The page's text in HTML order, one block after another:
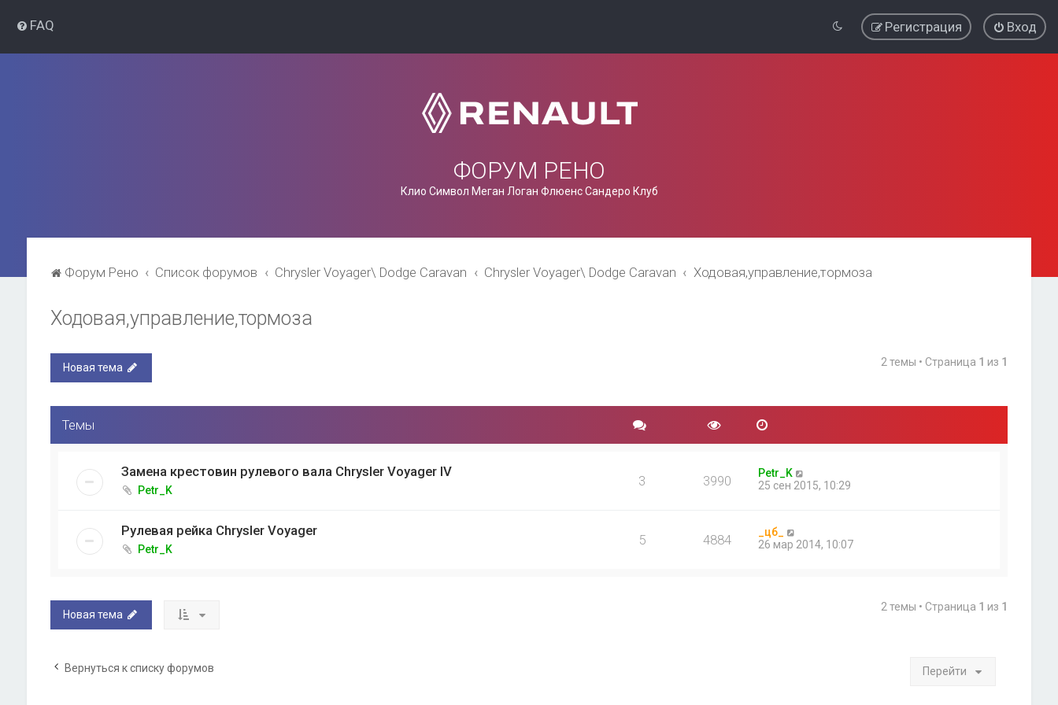
FAQ Вход
Регистрация
ФОРУМ РЕНО
Клио Символ Меган Логан Флюенс Сандеро Клуб
Форум Рено Список форумов Chrysler Voyager\ Dodge Caravan Chrysler Voyager\ Dodge Caravan Ходовая,управление,тормоза
Ходовая,управление,тормоза
Новая тема 2 темы • Страница 1 из 1
Темы
Замена крестовин рулевого вала Chrysler Voyager IV
Petr_K
3 3990
Petr_K
25 сен 2015, 10:29
Рулевая рейка Chrysler Voyager
Petr_K
5 4884
_цб_
26 мар 2014, 10:07
Новая тема
2 темы • Страница 1 из 1
Вернуться к списку форумов Перейти